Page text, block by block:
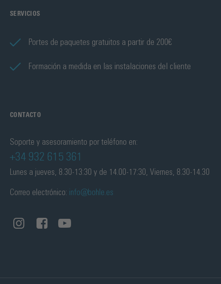
SERVICIOS
Portes de paquetes gratuitos a partir de 200€
Formación a medida en las instalaciones del cliente
CONTACTO
Soporte y asesoramiento por teléfono en:
+34 932 615 361
Lunes a jueves, 8.30-13:30 y de 14.00-17:30, Viernes, 8.30-14.30
Correo electrónico: info@bohle.es